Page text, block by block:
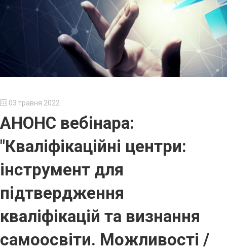
03 травня 2022
АНОНС вебінара:
"Кваліфікаційні центри:
інструмент для
підтвердження
кваліфікацій та визнання
самоосвіти. Можливості /